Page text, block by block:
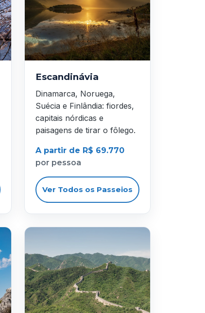
Escandinávia
Dinamarca, Noruega,
Suécia e Finlândia: fiordes,
capitais nórdicas e
paisagens de tirar o fôlego.
A partir de R$ 69.770
por pessoa
Ver Todos os Passeios